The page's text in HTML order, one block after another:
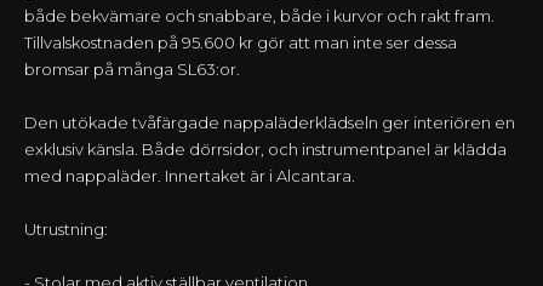
både bekvämare och snabbare, både i kurvor och rakt fram.
Tillvalskostnaden på 95.600 kr gör att man inte ser dessa
bromsar på många SL63:or.
Den utökade tvåfärgade nappaläderklädseln ger interiören en
exklusiv känsla. Både dörrsidor, och instrumentpanel är klädda
med nappaläder. Innertaket är i Alcantara.
Utrustning:
- Stolar med aktiv ställbar ventilation